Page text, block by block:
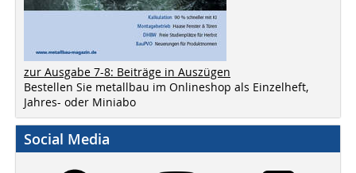
zur Ausgabe 7-8: Beiträge in Auszügen
Bestellen Sie metallbau im Onlineshop als Einzelheft,
Jahres- oder Miniabo
Social Media